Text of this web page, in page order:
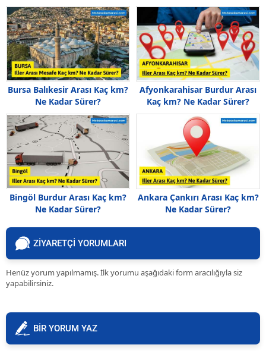
Bursa Balıkesir Arası Kaç km?
Ne Kadar Sürer?
Afyonkarahisar Burdur Arası
Kaç km? Ne Kadar Sürer?
Bingöl Burdur Arası Kaç km?
Ne Kadar Sürer?
Ankara Çankırı Arası Kaç km?
Ne Kadar Sürer?
ZİYARETÇİ YORUMLARI
Henüz yorum yapılmamış. İlk yorumu aşağıdaki form aracılığıyla siz
yapabilirsiniz.
BİR YORUM YAZ